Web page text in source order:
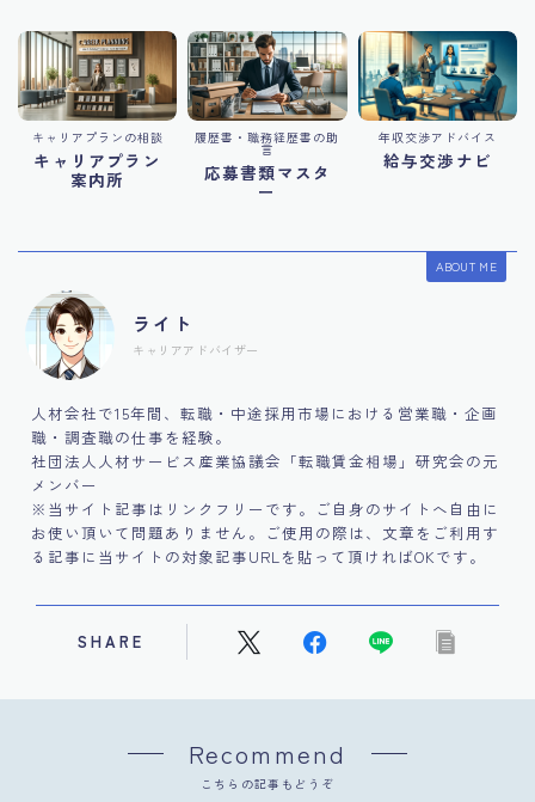
キャリアプランの相談
キャリアプラン
案内所
履歴書・職務経歴書の助
言
応募書類マスタ
ー
年収交渉アドバイス
給与交渉ナビ
ABOUT ME
ライト
キャリアアドバイザー
人材会社で15年間、転職・中途採用市場における営業職・企画
職・調査職の仕事を経験。
社団法人人材サービス産業協議会「転職賃金相場」研究会の元
メンバー
※当サイト記事はリンクフリーです。ご自身のサイトへ自由に
お使い頂いて問題ありません。ご使用の際は、文章をご利用す
る記事に当サイトの対象記事URLを貼って頂ければOKです。
SHARE
Recommend
こちらの記事もどうぞ